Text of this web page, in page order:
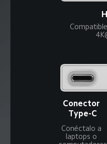
Conector
Type-C
Conéctalo a
laptops o